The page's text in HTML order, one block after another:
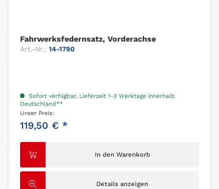
Fahrwerksfedernsatz, Vorderachse
Art.-Nr.: 14-1790
Sofort verfügbar, Lieferzeit 1-3 Werktage innerhalb
Deutschland**
Unser Preis:
119,50 € *
In den Warenkorb
Details anzeigen